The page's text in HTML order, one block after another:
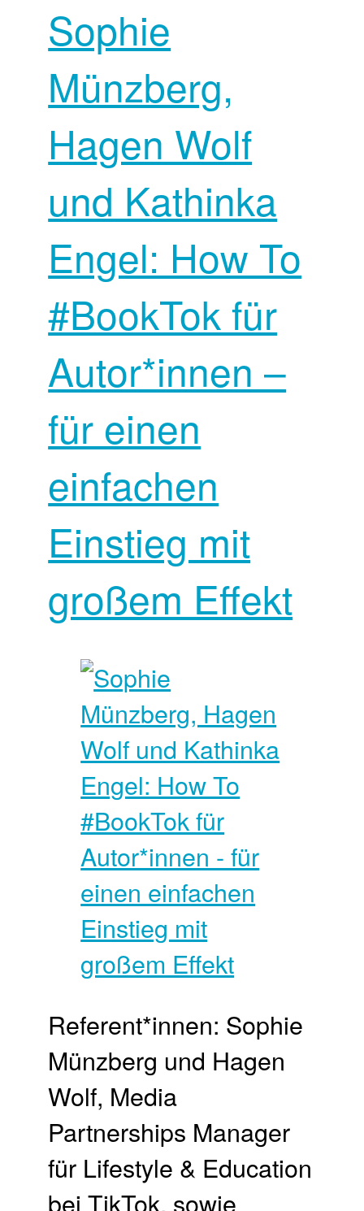
Sophie
Münzberg,
Hagen Wolf
und Kathinka
Engel: How To
#BookTok für
Autor*innen –
für einen
einfachen
Einstieg mit
großem Effekt
Referent*innen: Sophie
Münzberg und Hagen
Wolf, Media
Partnerships Manager
für Lifestyle & Education
bei TikTok, sowie